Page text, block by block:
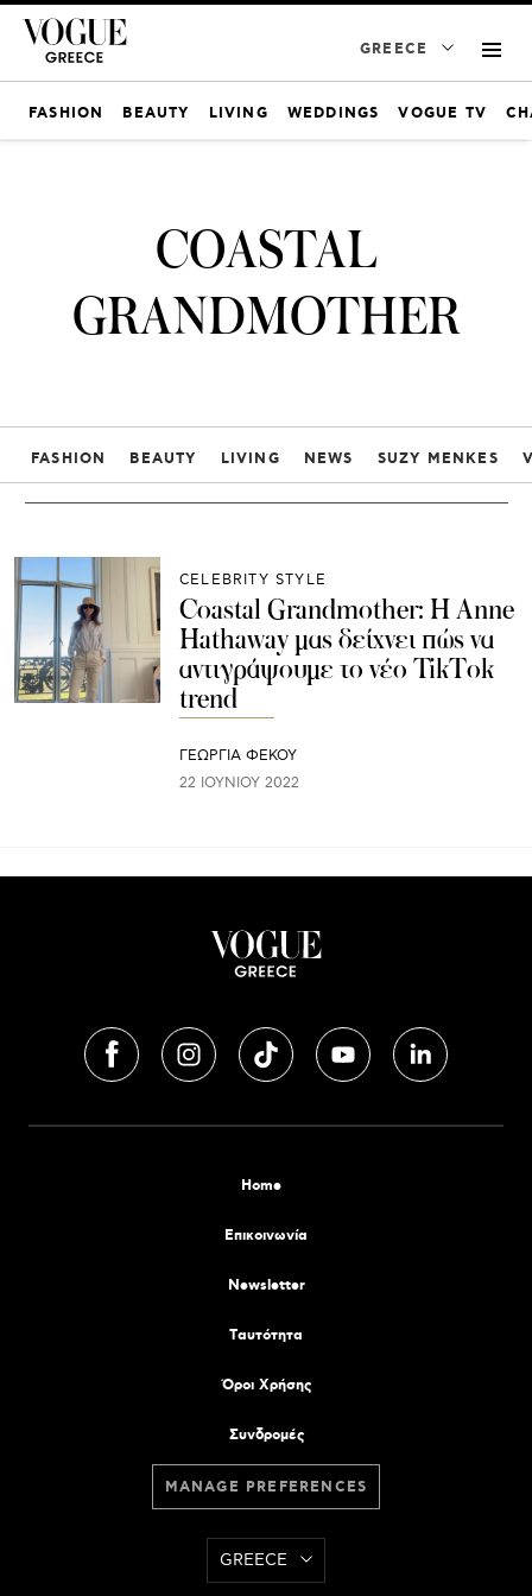
GREECE
FASHION BEAUTY LIVING WEDDINGS VOGUE TV
COASTAL
GRANDMOTHER
FASHION BEAUTY LIVING NEWS SUZY MENKES
CELEBRITY STYLE
Coastal Grandmother: H Anne
Hathaway μας δείχνει πώς να
αντιγράψουμε το νέο TikTok
trend
ΓΕΩΡΓΙΑ ΦΕΚΟΥ
22 ΙΟΥΝΊΟΥ 2022
Home
Επικοινωνία
Newsletter
Tαυτότητα
Όροι Χρήσης
Συνδρομές
MANAGE PREFERENCES
GREECE